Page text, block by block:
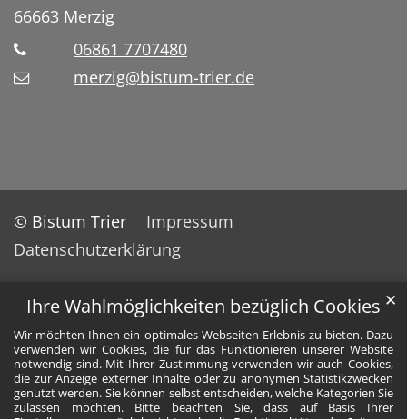
Ihre Wahlmöglichkeiten bezüglich Cookies
Wir möchten Ihnen ein optimales Webseiten-Erlebnis zu bieten. Dazu
verwenden wir Cookies, die für das Funktionieren unserer Website
notwendig sind. Mit Ihrer Zustimmung verwenden wir auch Cookies,
die zur Anzeige externer Inhalte oder zu anonymen Statistikzwecken
genutzt werden. Sie können selbst entscheiden, welche Kategorien Sie
zulassen möchten. Bitte beachten Sie, dass auf Basis Ihrer
✕
66663 Merzig
06861 7707480
merzig@bistum-trier.de
© Bistum Trier
Impressum
Datenschutzerklärung